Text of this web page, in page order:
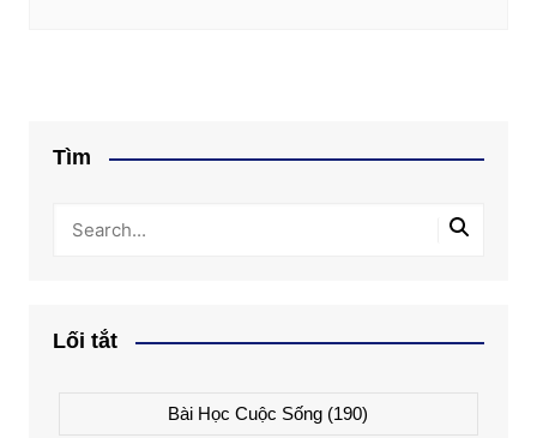
Tìm
Lối tắt
Bài Học Cuộc Sống (190)